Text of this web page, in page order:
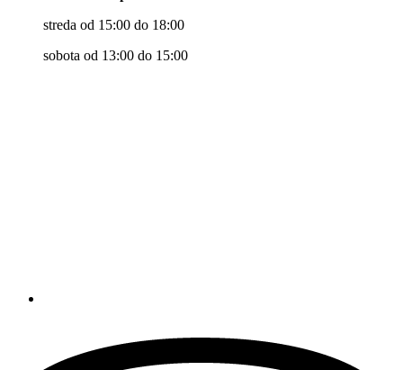
streda od 15:00 do 18:00
sobota od 13:00 do 15:00